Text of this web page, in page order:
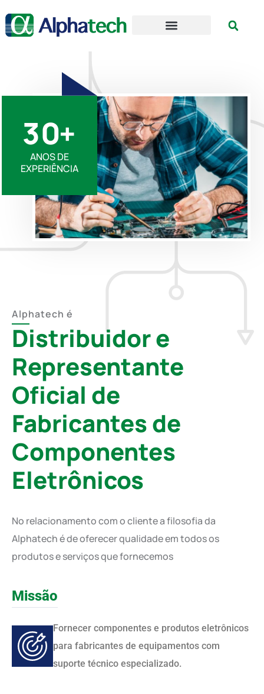
30+
ANOS DE
EXPERIÊNCIA
Alphatech é
Distribuidor e
Representante
Oficial de
Fabricantes de
Componentes
Eletrônicos
No relacionamento com o cliente a filosofia da
Alphatech é de oferecer qualidade em todos os
produtos e serviços que fornecemos
Missão
Fornecer componentes e produtos eletrônicos
para fabricantes de equipamentos com
suporte técnico especializado.